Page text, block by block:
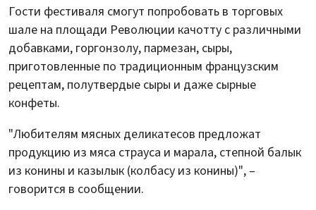
Гости фестиваля смогут попробовать в торговых
шале на площади Революции качотту с различными
добавками, горгонзолу, пармезан, сыры,
приготовленные по традиционным французским
рецептам, полутвердые сыры и даже сырные
конфеты.
"Любителям мясных деликатесов предложат
продукцию из мяса страуса и марала, степной балык
из конины и казылык (колбасу из конины)", –
говорится в сообщении.